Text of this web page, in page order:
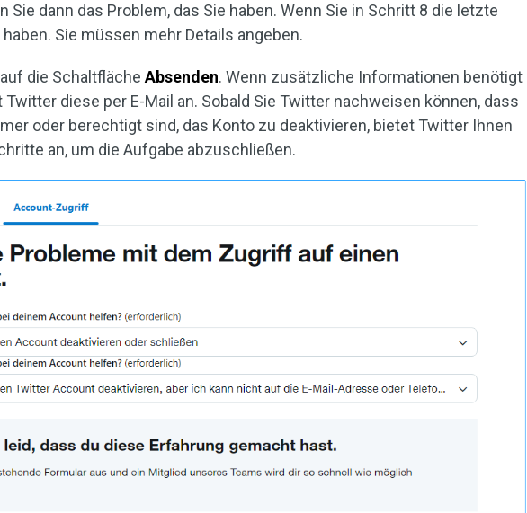
Sie dann das Problem, das Sie haben. Wenn Sie in Schritt 8 die letzte
Sie müssen mehr Details angeben.
die SchaltflächeAbsenden. Wenn zusätzliche Informationen benötigt
diese per E-Mail an. Sobald Sie Twitter nachweisen können, dass
oder berechtigt sind, das Konto zu deaktivieren, bietet Twitter Ihnen
an, um die Aufgabe abzuschließen.